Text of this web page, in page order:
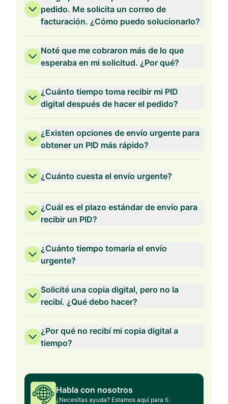
pedido. Me solicita un correo de
facturación. ¿Cómo puedo solucionarlo?
Noté que me cobraron más de lo que
esperaba en mi solicitud. ¿Por qué?
¿Cuánto tiempo toma recibir mi PID
digital después de hacer el pedido?
¿Existen opciones de envío urgente para
obtener un PID más rápido?
¿Cuánto cuesta el envío urgente?
¿Cuál es el plazo estándar de envío para
recibir un PID?
¿Cuánto tiempo tomaría el envío
urgente?
Solicité una copia digital, pero no la
recibí. ¿Qué debo hacer?
¿Por qué no recibí mi copia digital a
tiempo?
Habla con nosotros
¿Necesitas ayuda? Estamos aquí para ti.